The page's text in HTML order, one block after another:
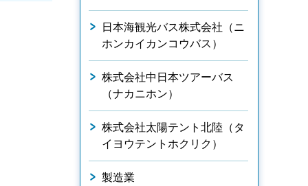
日本海観光バス株式会社（ニ
ホンカイカンコウバス）
株式会社中日本ツアーバス
（ナカニホン）
株式会社太陽テント北陸（タ
イヨウテントホクリク）
製造業